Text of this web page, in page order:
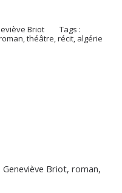
Briot
Tags :
,théâtre,récit, algérie
Geneviève Briot, roman,